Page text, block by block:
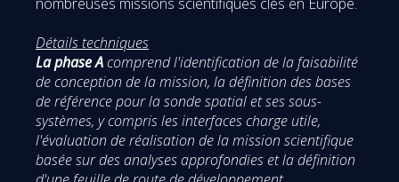
Détails techniques
La phase Acomprend l'identification de la faisabilité
de conception de la mission, la définition des bases
de référence pour la sonde spatial et ses sous-
systèmes, y compris les interfaces charge utile,
l'évaluation de réalisation de la mission scientifique
basée sur des analyses approfondies et la définition